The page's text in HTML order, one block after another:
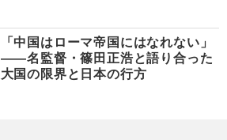
「中国はローマ帝国にはなれない」
――名監督・篠田正浩と語り合った
大国の限界と日本の行方